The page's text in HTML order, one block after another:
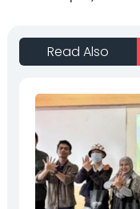
Read Also